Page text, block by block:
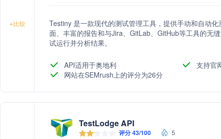
+比较
Testiny 是一款现代的测试管理工具，提供手动和自动
面、丰富的报告和与Jira、GitLab、GitHub等工具的无
试运行并分析结果。
API适用于奥地利
支持官
网站在SEMrush上的评分为26分
TestLodge API
评分 43/100 5